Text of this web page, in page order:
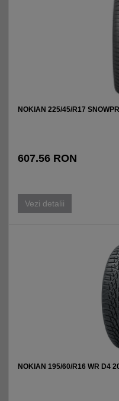
NOKIAN 225/45/R17
607.56 RON
Vezi detalii
NOKIAN 195/60/R16 WR D4